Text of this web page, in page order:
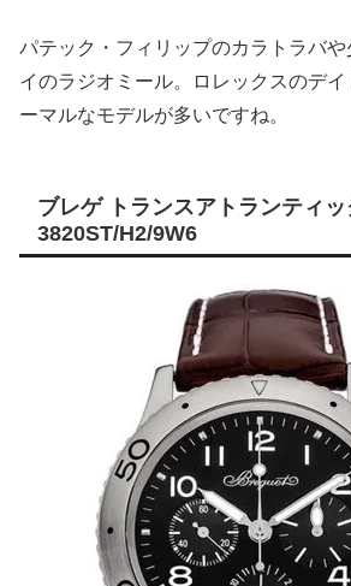
パテック・フィリップのカラトラバ
イのラジオミール。ロレックスのデ
ーマルなモデルが多いですね。
ブレゲ トランスアトランティッ
3820ST/H2/9W6